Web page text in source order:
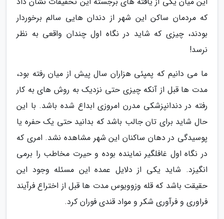
که مردمان ساکن این شهر از دندان هایی سالم برخوردار
بودند، چیزی که شاید در نگاه اول چندان واقعی به نظر
نرسد!
ما می دانیم که پمپئی هزاران سال پیش از میان رفته بود،
مدت ها قبل از آنکه چیزی حتی نزدیک به روش های به کار
رفته در دندانپزشکی مدرن امروزی ابداع شده باشد. با این
حال شاید برای تان جالب باشد که بدانید حتی یک حفره یا
پوسیدگی در دهان ساکنان این شهر مشاهده نشد. امری که
در نگاه اول غافلگیر نماینده بوده و حیرت مخاطب را برمی
انگیزد. شاید یکی از دلایل عمده این مسئله وجود این
حقیقت باشد که قله وزوویوس مدت ها قبل از اختراع فرآیند
فراوری و فرآوری شکر و مواد قندی فوران کرد.